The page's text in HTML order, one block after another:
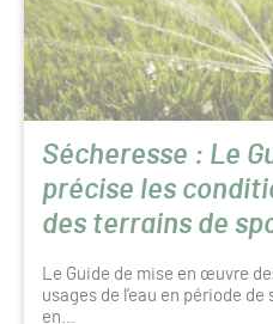
Sécheresse : Le
précise les
des terrains de
Le Guide de mise en œuvre
usages de l’eau en période
en…